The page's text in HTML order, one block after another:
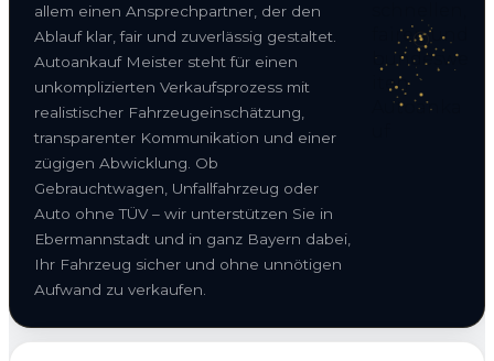
allem einen Ansprechpartner, der den
Ablauf klar, fair und zuverlässig gestaltet.
Autoankauf Meister steht für einen
unkomplizierten Verkaufsprozess mit
realistischer Fahrzeugeinschätzung,
transparenter Kommunikation und einer
zügigen Abwicklung. Ob
Gebrauchtwagen, Unfallfahrzeug oder
Auto ohne TÜV – wir unterstützen Sie in
Ebermannstadt und in ganz Bayern dabei,
Ihr Fahrzeug sicher und ohne unnötigen
Aufwand zu verkaufen.